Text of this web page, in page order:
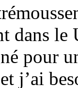
dans le
pour
j’ai